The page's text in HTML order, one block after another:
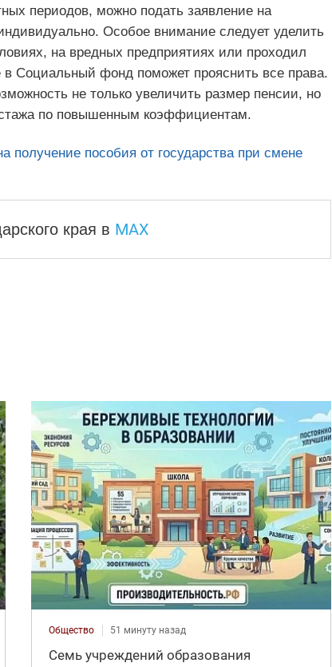
периодов, можно подать заявление на
Особое внимание следует уделить
на вредных предприятиях или проходил
Социальный фонд поможет прояснить все права.
не только увеличить размер пенсии, но
стажа по повышенным коэффициентам.
получение пособия от государства при смене
края в MAX
Общество 51 минуту назад
Семь учреждений образования